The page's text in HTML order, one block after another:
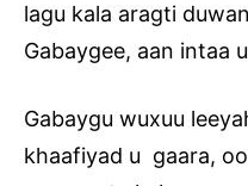
lagu kala aragti
Gabaygee, aan intaa
Gabaygu wuxuu
khaafiyad u gaara,